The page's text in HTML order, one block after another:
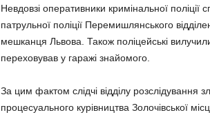
Невдовзі оперативники кримінальної поліції
патрульної поліції Перемишлянського
мешканця Львова. Також поліцейські
переховував у гаражі знайомого.
За цим фактом слідчі відділу розслідування
процесуального курівництва Золочівської